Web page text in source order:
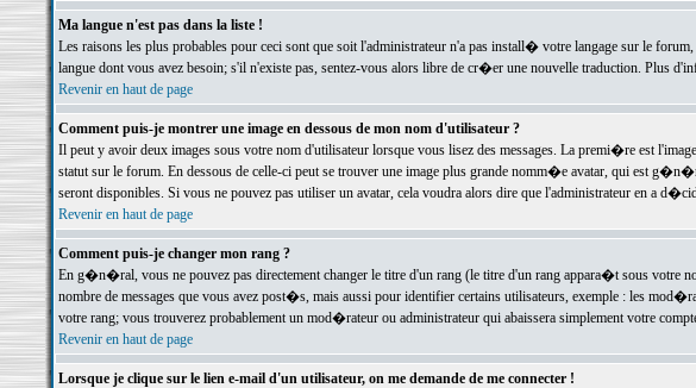
Ma langue n'est pas dans la liste !
Les raisons les plus probables pour ceci sont que soit l'administrateur n'a pas install� votre langage sur le
langue dont vous avez besoin; s'il n'existe pas, sentez-vous alors libre de cr�er une nouvelle traduction. Plus
Revenir en haut de page
Comment puis-je montrer une image en dessous de mon nom d'utilisateur ?
Il peut y avoir deux images sous votre nom d'utilisateur lorsque vous lisez des messages. La premi�re est
statut sur le forum. En dessous de celle-ci peut se trouver une image plus grande nomm�e avatar, qui est
seront disponibles. Si vous ne pouvez pas utiliser un avatar, cela voudra alors dire que l'administrateur en a
Revenir en haut de page
Comment puis-je changer mon rang ?
En g�n�ral, vous ne pouvez pas directement changer le titre d'un rang (le titre d'un rang appara�t sous
nombre de messages que vous avez post�s, mais aussi pour identifier certains utilisateurs, exemple : les
votre rang; vous trouverez probablement un mod�rateur ou administrateur qui abaissera simplement votre
Revenir en haut de page
Lorsque je clique sur le lien e-mail d'un utilisateur, on me demande de me connecter !